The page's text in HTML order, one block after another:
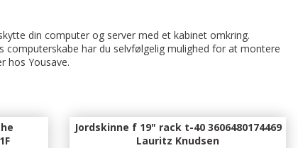
din computer og server med et kabinet omkring.
har du selvfølgelig mulighed for at montere
hos Yousave.
Jordskinne f 19" rack t-40 3606480174469
Lauritz Knudsen